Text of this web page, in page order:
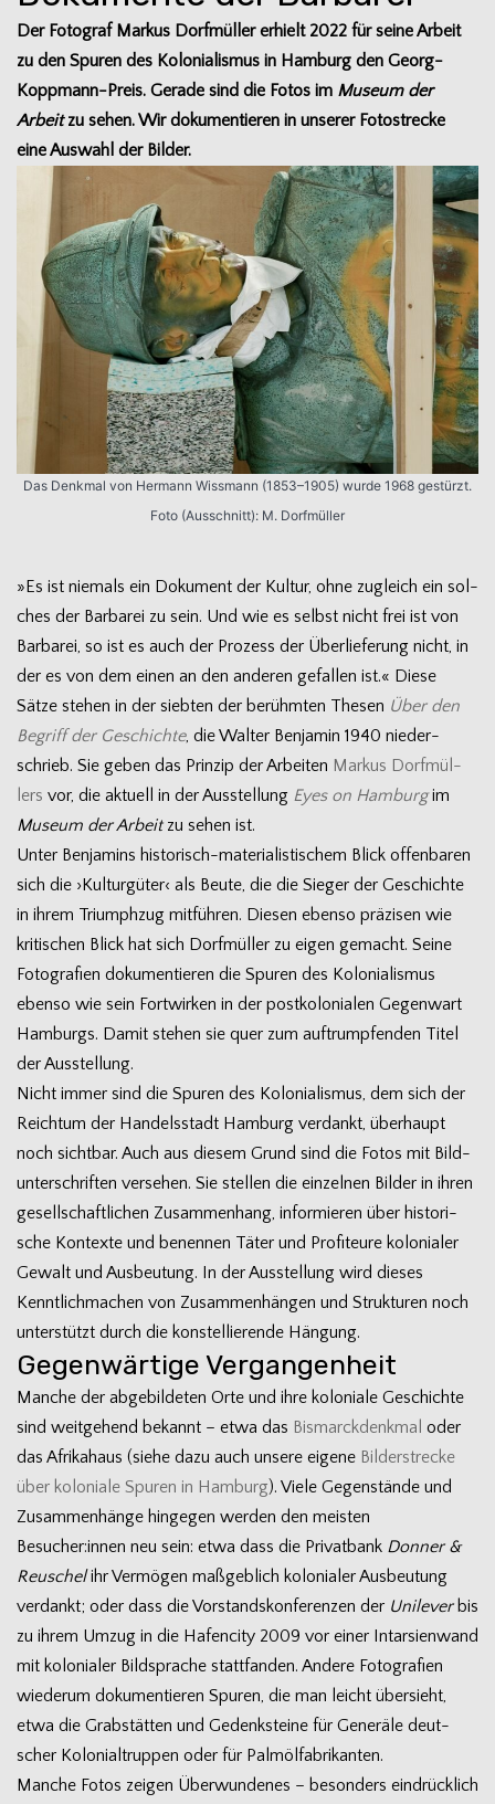
Der Foto­graf Mar­kus Dorf­mül­ler erhielt 2022 für seine Arbeit
zu den Spu­ren des Kolo­nia­lis­mus in Ham­burg den Georg-
Koppmann-Preis. Gerade sind die Fotos im Museum der
Arbeitzu sehen. Wir doku­men­tie­ren in unse­rer Foto­stre­cke
eine Aus­wahl der Bilder.
Das Denk­mal von Her­mann Wiss­mann (1853–1905) wurde 1968 gestürzt.
Foto (Aus­schnitt): M. Dorfmüller
»Es ist nie­mals ein Doku­ment der Kul­tur, ohne zugleich ein sol­
ches der Bar­ba­rei zu sein. Und wie es selbst nicht frei ist von
Bar­ba­rei, so ist es auch der Pro­zess der Über­lie­fe­rung nicht, in
der es von dem einen an den ande­ren gefal­len ist.« Diese
Sätze ste­hen in der sieb­ten der berühm­ten The­sen Über den
Begriff der Geschichte, die Wal­ter Ben­ja­min 1940 nie­der­
schrieb. Sie geben das Prin­zip der Arbei­ten Mar­kus Dorf­mül­
lers vor, die aktu­ell in der Aus­stel­lung Eyes on Ham­burgim
Museum der Arbeitzu sehen ist.
Unter Ben­ja­mins historisch-materialistischem Blick offen­ba­ren
sich die ›Kul­tur­gü­ter‹ als Beute, die die Sie­ger der Geschichte
in ihrem Tri­umph­zug mit­füh­ren. Die­sen ebenso prä­zi­sen wie
kri­ti­schen Blick hat sich Dorf­mül­ler zu eigen gemacht. Seine
Foto­gra­fien doku­men­tie­ren die Spu­ren des Kolo­nia­lis­mus
ebenso wie sein Fort­wir­ken in der post­ko­lo­nia­len Gegen­wart
Ham­burgs. Damit ste­hen sie quer zum auf­trump­fen­den Titel
der Ausstellung.
Nicht immer sind die Spu­ren des Kolo­nia­lis­mus, dem sich der
Reich­tum der Han­dels­stadt Ham­burg ver­dankt, über­haupt
noch sicht­bar. Auch aus die­sem Grund sind die Fotos mit Bild­
un­ter­schrif­ten ver­se­hen. Sie stel­len die ein­zel­nen Bil­der in ihren
gesell­schaft­li­chen Zusam­men­hang, infor­mie­ren über his­to­ri­
sche Kon­texte und benen­nen Täter und Pro­fi­teure kolo­nia­ler
Gewalt und Aus­beu­tung. In der Aus­stel­lung wird die­ses
Kennt­lich­ma­chen von Zusam­men­hän­gen und Struk­tu­ren noch
unter­stützt durch die kon­stel­lie­rende Hängung.
Gegenwärtige Vergangenheit
Man­che der abge­bil­de­ten Orte und ihre kolo­niale Geschichte
sind weit­ge­hend bekannt – etwa das Bis­marck­denk­mal oder
das Afri­ka­haus (siehe dazu auch unsere eigene Bil­der­stre­cke
über kolo­niale Spu­ren in Ham­burg). Viele Gegen­stände und
Zusam­men­hänge hin­ge­gen wer­den den meis­ten
Besucher:innen neu sein: etwa dass die Pri­vat­bank Don­ner &
Reuschelihr Ver­mö­gen maß­geb­lich kolo­nia­ler Aus­beu­tung
ver­dankt; oder dass die Vor­stands­kon­fe­ren­zen der Uni­le­verbis
zu ihrem Umzug in die Hafen­city 2009 vor einer Intar­si­en­wand
mit kolo­nia­ler Bild­spra­che statt­fan­den. Andere Foto­gra­fien
wie­derum doku­men­tie­ren Spu­ren, die man leicht über­sieht,
etwa die Grab­stät­ten und Gedenk­steine für Gene­räle deut­
scher Kolo­ni­al­trup­pen oder für Palmölfabrikanten.
Man­che Fotos zei­gen Über­wun­de­nes – beson­ders ein­drück­lich